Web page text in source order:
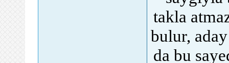
takla
bulur,
da bu